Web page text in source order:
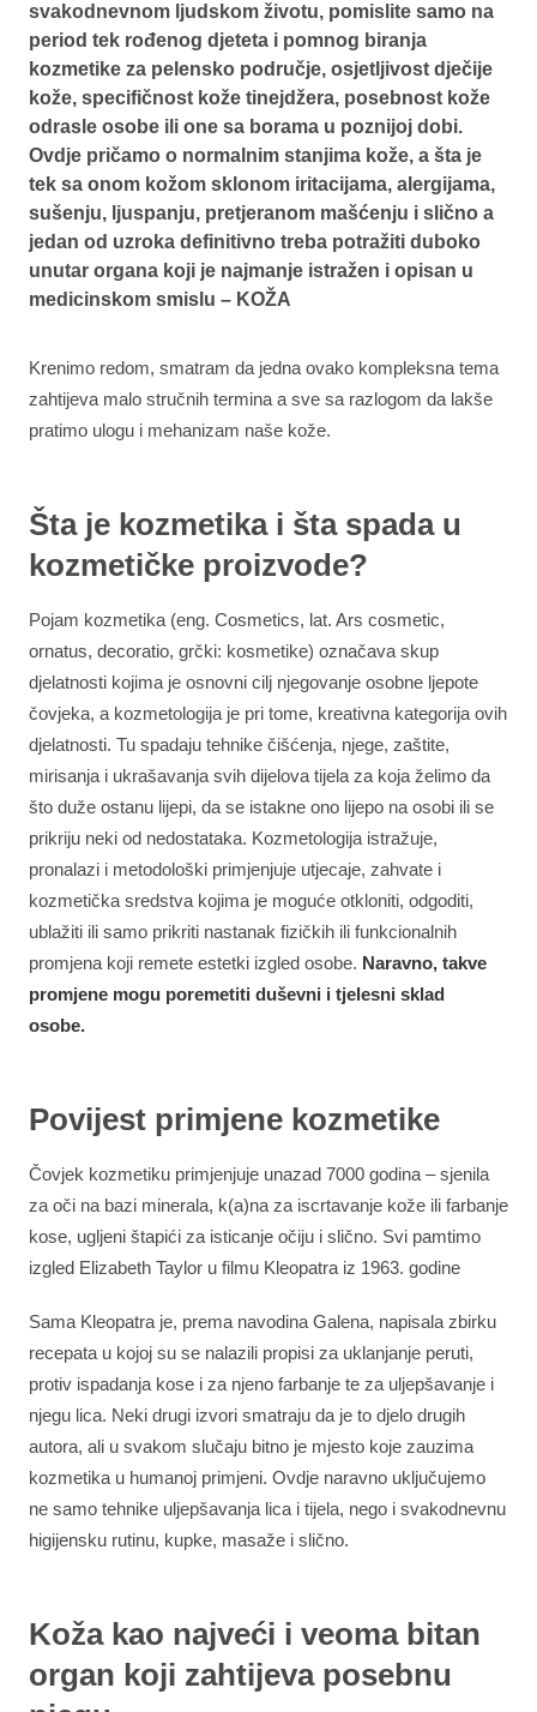
svakodnevnom ljudskom životu, pomislite samo na
period tek rođenog djeteta i pomnog biranja
kozmetike za pelensko područje, osjetljivost dječije
kože, specifičnost kože tinejdžera, posebnost kože
odrasle osobe ili one sa borama u poznijoj dobi.
Ovdje pričamo o normalnim stanjima kože, a šta je
tek sa onom kožom sklonom iritacijama, alergijama,
sušenju, ljuspanju, pretjeranom mašćenju i slično a
jedan od uzroka definitivno treba potražiti duboko
unutar organa koji je najmanje istražen i opisan u
medicinskom smislu – KOŽA
Krenimo redom, smatram da jedna ovako kompleksna tema
zahtijeva malo stručnih termina a sve sa razlogom da lakše
pratimo ulogu i mehanizam naše kože.
Šta je kozmetika i šta spada u
kozmetičke proizvode?
Pojam kozmetika (eng. Cosmetics, lat. Ars cosmetic,
ornatus, decoratio, grčki: kosmetike) označava skup
djelatnosti kojima je osnovni cilj njegovanje osobne ljepote
čovjeka, a kozmetologija je pri tome, kreativna kategorija ovih
djelatnosti. Tu spadaju tehnike čišćenja, njege, zaštite,
mirisanja i ukrašavanja svih dijelova tijela za koja želimo da
što duže ostanu lijepi, da se istakne ono lijepo na osobi ili se
prikriju neki od nedostataka. Kozmetologija istražuje,
pronalazi i metodološki primjenjuje utjecaje, zahvate i
kozmetička sredstva kojima je moguće otkloniti, odgoditi,
ublažiti ili samo prikriti nastanak fizičkih ili funkcionalnih
promjena koji remete estetki izgled osobe. Naravno, takve
promjene mogu poremetiti duševni i tjelesni sklad
osobe.
Povijest primjene kozmetike
Čovjek kozmetiku primjenjuje unazad 7000 godina – sjenila
za oči na bazi minerala, k(a)na za iscrtavanje kože ili farbanje
kose, ugljeni štapići za isticanje očiju i slično. Svi pamtimo
izgled Elizabeth Taylor u filmu Kleopatra iz 1963. godine
Sama Kleopatra je, prema navodina Galena, napisala zbirku
recepata u kojoj su se nalazili propisi za uklanjanje peruti,
protiv ispadanja kose i za njeno farbanje te za uljepšavanje i
njegu lica. Neki drugi izvori smatraju da je to djelo drugih
autora, ali u svakom slučaju bitno je mjesto koje zauzima
kozmetika u humanoj primjeni. Ovdje naravno uključujemo
ne samo tehnike uljepšavanja lica i tijela, nego i svakodnevnu
higijensku rutinu, kupke, masaže i slično.
Koža kao najveći i veoma bitan
organ koji zahtijeva posebnu